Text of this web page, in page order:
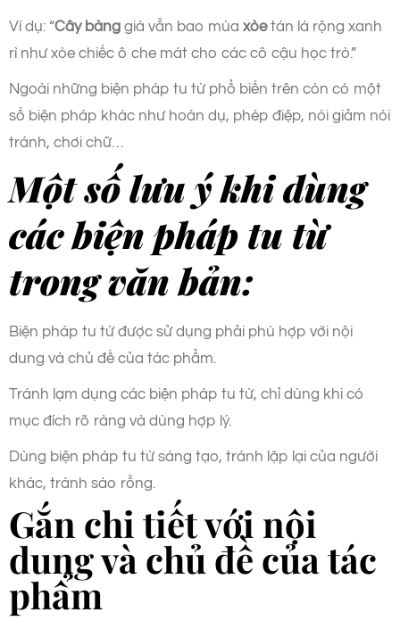
Ví dụ: “Cây bàng già vẫn bao mùa xòetán lá rộng xanh
rì như xòe chiếc ô che mát cho các cô cậu học trò.”
Ngoài những biện pháp tu từ phổ biến trên còn có một
số biện pháp khác như hoán dụ, phép điệp, nói giảm nói
tránh, chơi chữ…
Một số lưu ý khi dùng
các biện pháp tu từ
trong văn bản:
Biện pháp tu từ được sử dụng phải phù hợp với nội
dung và chủ đề của tác phẩm.
Tránh lạm dụng các biện pháp tu từ, chỉ dùng khi có
mục đích rõ ràng và dùng hợp lý.
Dùng biện pháp tu từ sáng tạo, tránh lặp lại của người
khác, tránh sáo rỗng.
Gắn chi tiết với nội
dung và chủ đề của tác
phẩm